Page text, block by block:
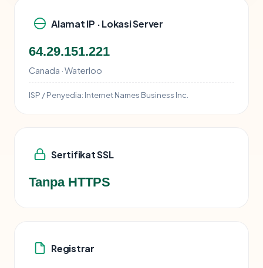
Alamat IP · Lokasi Server
64.29.151.221
Canada · Waterloo
ISP / Penyedia: Internet Names Business Inc.
Sertifikat SSL
Tanpa HTTPS
Registrar